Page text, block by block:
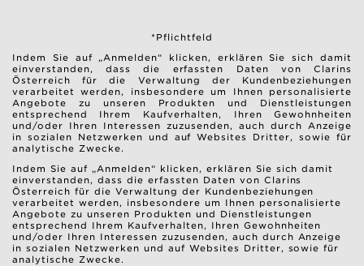
*Pflichtfeld
Indem Sie auf „Anmelden“ klicken, erklären Sie sich damit
einverstanden, dass die erfassten Daten von Clarins
Österreich für die Verwaltung der Kundenbeziehungen
verarbeitet werden, insbesondere um Ihnen personalisierte
Angebote zu unseren Produkten und Dienstleistungen
entsprechend Ihrem Kaufverhalten, Ihren Gewohnheiten
und/oder Ihren Interessen zuzusenden, auch durch Anzeige
in sozialen Netzwerken und auf Websites Dritter, sowie für
analytische Zwecke.
Indem Sie auf „Anmelden“ klicken, erklären Sie sich damit
einverstanden, dass die erfassten Daten von Clarins
Österreich für die Verwaltung der Kundenbeziehungen
verarbeitet werden, insbesondere um Ihnen personalisierte
Angebote zu unseren Produkten und Dienstleistungen
entsprechend Ihrem Kaufverhalten, Ihren Gewohnheiten
und/oder Ihren Interessen zuzusenden, auch durch Anzeige
in sozialen Netzwerken und auf Websites Dritter, sowie für
analytische Zwecke.